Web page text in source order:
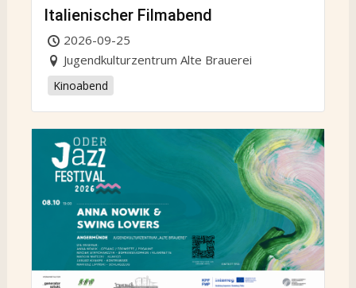
Italienischer Filmabend
2026-09-25
Jugendkulturzentrum Alte Brauerei
Kinoabend